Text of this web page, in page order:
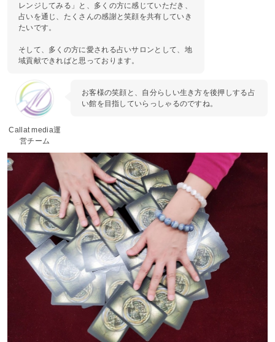
レンジしてみる」と、多くの方に感じていただき、
占いを通じ、たくさんの感謝と笑顔を共有していき
たいです。
そして、多くの方に愛される占いサロンとして、地
域貢献できればと思っております。
Callat media運
営チーム
お客様の笑顔と、自分らしい生き方を後押しする占
い館を目指していらっしゃるのですね。